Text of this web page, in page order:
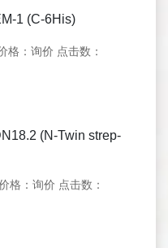
1 (C-6His)
格：询价 点击数：
(N-Twin strep-
格：询价 点击数：